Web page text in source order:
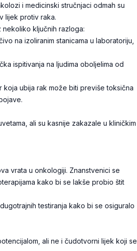
i medicinski stručnjaci odmah su
lijek protiv raka.
nekoliko ključnih razloga:
na izoliranim stanicama u laboratoriju,
ispitivanja na ljudima oboljelima od
koja ubija rak može biti previše toksična
ali su kasnije zakazale u kliničkim
vrata u onkologiji. Znanstvenici se
kako bi se lakše probio štit
testiranja kako bi se osiguralo
ali ne i čudotvorni lijek koji se